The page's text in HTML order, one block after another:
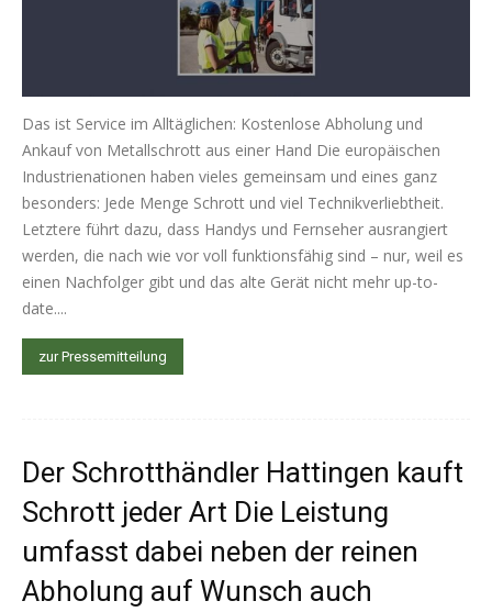
Das ist Service im Alltäglichen: Kostenlose Abholung und
Ankauf von Metallschrott aus einer Hand Die europäischen
Industrienationen haben vieles gemeinsam und eines ganz
besonders: Jede Menge Schrott und viel Technikverliebtheit.
Letztere führt dazu, dass Handys und Fernseher ausrangiert
werden, die nach wie vor voll funktionsfähig sind – nur, weil es
einen Nachfolger gibt und das alte Gerät nicht mehr up-to-
date....
zur Pressemitteilung
Der Schrotthändler Hattingen kauft
Schrott jeder Art Die Leistung
umfasst dabei neben der reinen
Abholung auf Wunsch auch